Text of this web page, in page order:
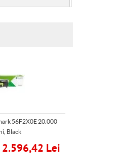
56F2X0E 20.000
Black
2.596,42 Lei